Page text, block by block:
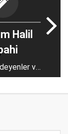
Halil
ve